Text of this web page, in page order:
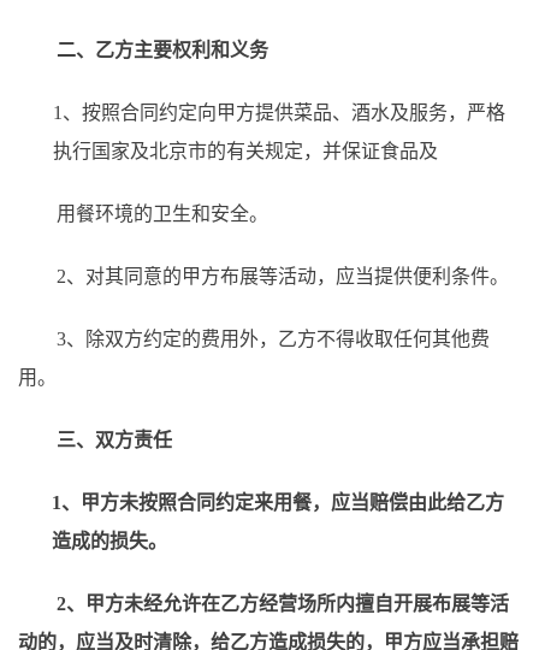
二、乙方主要权利和义务
1、 按照合同约定向甲方提供菜品、酒水及服务，严格
执行国家及北京市的有关规定，并保证食品及
用餐环境的卫生和安全。
2、 对其同意的甲方布展等活动，应当提供便利条件。
3、除双方约定的费用外，乙方不得收取任何其他费
用。
三、 双方责任
1、
甲方未按照合同约定来用餐，应当赔偿由此给乙方
造成的损失。
2、甲方未经允许在乙方经营场所内擅自开展布展等活
动的，应当及时清除，给乙方造成损失的，甲方应当承担赔